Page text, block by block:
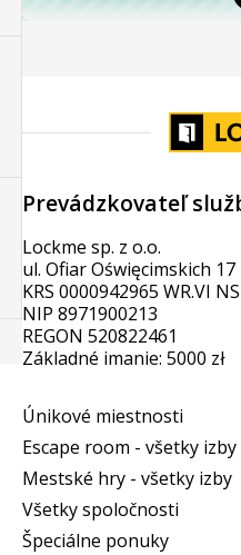
Prevádzkovateľ
Lockme sp. z o.o.
ul. Ofiar Oświęcimskich
KRS 0000942965 WR.VI
NIP 8971900213
REGON 520822461
Základné imanie: 5000 zł
Únikové miestnosti
Escape room - všetky izby
Mestské hry - všetky izby
Všetky spoločnosti
Špeciálne ponuky